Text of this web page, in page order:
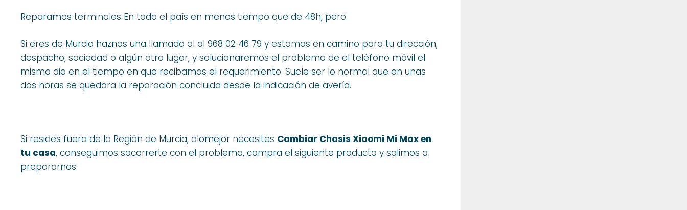
Reparamos terminales En todo el país en menos tiempo que de 48h, pero:
Si eres de Murcia haznos una llamada al al 968 02 46 79 y estamos en camino para tu dirección,
despacho, sociedad o algún otro lugar, y solucionaremos el problema de el teléfono móvil el
mismo dia en el tiempo en que recibamos el requerimiento. Suele ser lo normal que en unas
dos horas se quedara la reparación concluida desde la indicación de avería.
Si resides fuera de la Región de Murcia, alomejor necesites Cambiar Chasis Xiaomi Mi Max en
tu casa, conseguimos socorrerte con el problema, compra el siguiente producto y salimos a
prepararnos: